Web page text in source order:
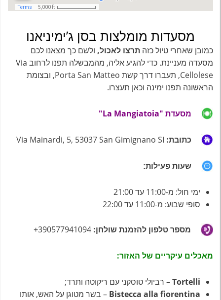
מסעדות מומלצות בסן ג’ימיניאנו
כמובן שאחרי טיול כזה תרצו לאכול, ולשם כך מצאנו לכם
מסעדה מעניינת. כדי להגיע אליה, מהמבשלה תפנו לרחוב Via
Cellolese, תעברו דרך קשת Porta San Matteo, ובצומת
הראשונה תפנו ימינה וכאן תעצרו.
מסעדת "La Mangiatoia"
כתובת:
שעות פעילות:
ימי חול: מ-11:00 עד 21:00
סופי שבוע: מ-11:00 עד 22:00
מספר טלפון להזמנת שולחן: +
מאכלים עיקריים של האזור:
Tortelli– רביולי טוסקני עם ריקוטה ותרד;
Bistecca alla fiorentina – בשר מטוגן על האש, אותו